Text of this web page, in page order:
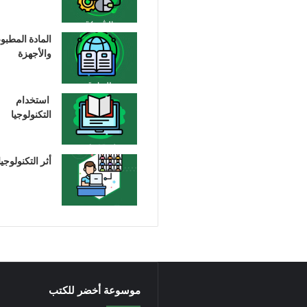
المادة
والأجهزة
استخدام
التكنولوجيا
أثر
موسوعة أخضر للكتب